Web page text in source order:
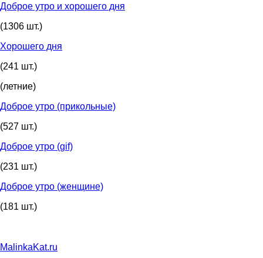
Доброе утро и хорошего дня
(1306 шт.)
Хорошего дня
(241 шт.)
(летние)
Доброе утро (прикольные)
(527 шт.)
Доброе утро (gif)
(231 шт.)
Доброе утро (женщине)
(181 шт.)
MalinkaKat.ru